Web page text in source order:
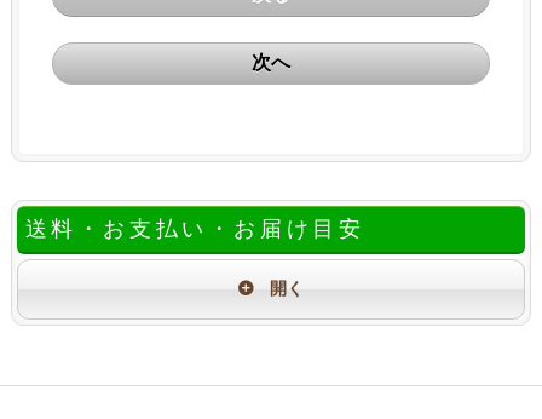
次へ
送料・お支払い・お届け目安